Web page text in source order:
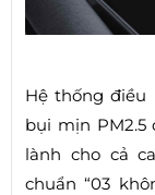
Hệ thống điều
bụi mịn
lành cho cả
chuẩn “03